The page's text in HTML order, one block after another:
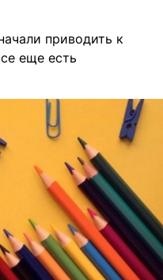
приводить к
еще есть